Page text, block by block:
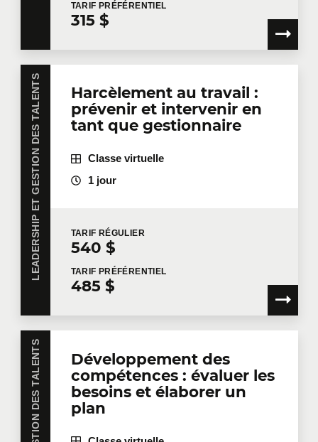
TARIF PRÉFÉRENTIEL
315 $
LEADERSHIP ET GESTION DES TALENTS
Harcèlement au travail :
prévenir et intervenir en
tant que gestionnaire
Classe virtuelle
1 jour
TARIF RÉGULIER
540 $
TARIF PRÉFÉRENTIEL
485 $
Développement des
compétences : évaluer les
besoins et élaborer un
plan